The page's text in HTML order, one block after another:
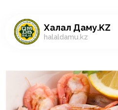
Халал Даму.KZ
halaldamu.kz